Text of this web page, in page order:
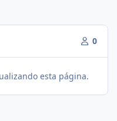
0
esta página.